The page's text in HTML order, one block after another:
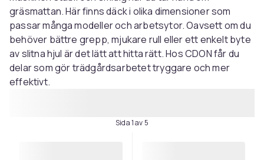
gräsmattan. Här finns däck i olika dimensioner som
passar många modeller och arbetsytor. Oavsett om du
behöver bättre grepp, mjukare rull eller ett enkelt byte
av slitna hjul är det lätt att hitta rätt. Hos CDON får du
delar som gör trädgårdsarbetet tryggare och mer
effektivt.
Sida 1 av 5